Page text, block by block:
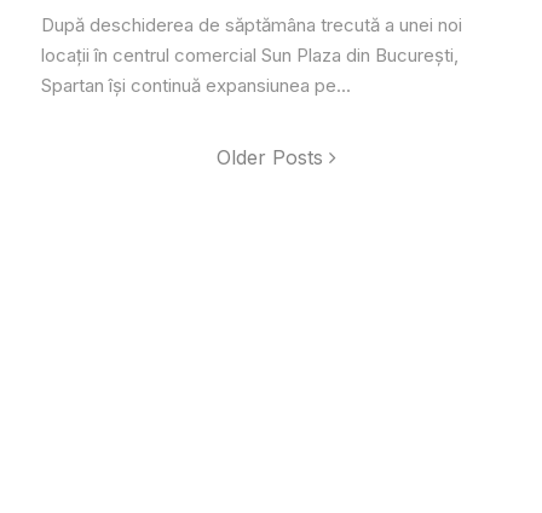
După deschiderea de săptămâna trecută a unei noi
locații în centrul comercial Sun Plaza din București,
Spartan își continuă expansiunea pe...
Older Posts